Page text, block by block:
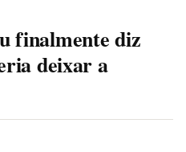
finalmente diz
deixar a